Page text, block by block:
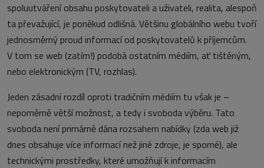
spoluutváření obsahu poskytovateli a uživateli, realita, alespoň
ta převažující, je poněkud odlišná. Většinu globálního webu tvoří
jednosměrný proud informací od poskytovatelů k příjemcům.
V tom se web (zatím!) podobá ostatním médiím, ať tištěným,
nebo elektronickým (TV, rozhlas).
Jeden zásadní rozdíl oproti tradičním médiím tu však je –
nepoměrně větší možnost, a tedy i svoboda výběru. Tato
svoboda není primárně dána rozsahem nabídky (zda web již
dnes obsahuje více informací než jiné zdroje, je sporné), ale
technickými prostředky, které umožňují k informacím